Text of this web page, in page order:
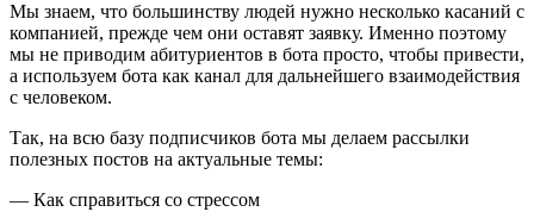
Мы знаем, что большинству людей нужно несколько касаний с
компанией, прежде чем они оставят заявку. Именно поэтому
мы не приводим абитуриентов в бота просто, чтобы привести,
а используем бота как канал для дальнейшего взаимодействия
с человеком.
Так, на всю базу подписчиков бота мы делаем рассылки
полезных постов на актуальные темы:
— Как справиться со стрессом